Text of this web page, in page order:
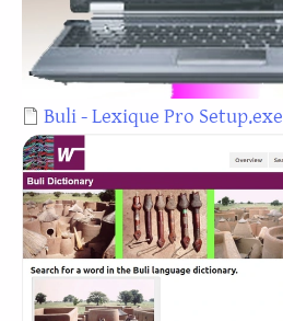
Document
Buli - Lexique Pro Setup.exe